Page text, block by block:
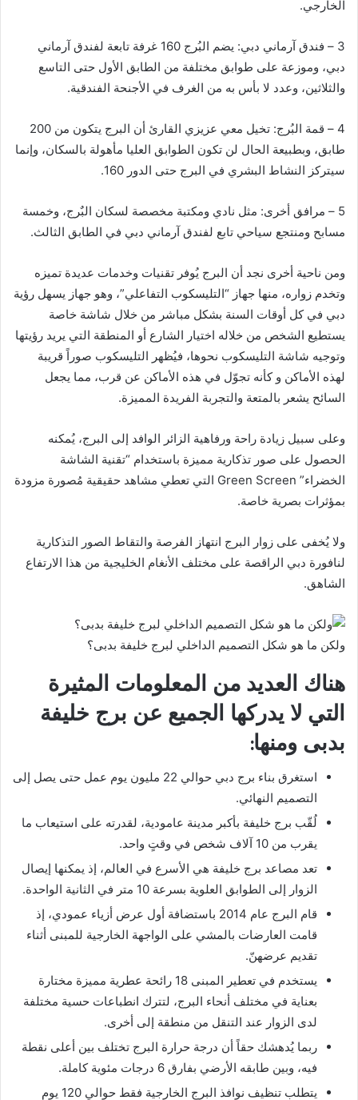
الخارجي.
3 – فندق آرماني دبي: يضم البُرج 160 غرفة تابعة لفندق آرماني
دبي، وموزعة على طوابق مختلفة من الطابق الأول حتى التاسع
والثلاثين، وعدد لا بأس به من الغرف في الأجنحة الفندقية.
4 – قمة البُرج: تخيل معي عزيزي القارئ أن البرج يتكون من 200
طابق، وبطبيعة الحال لن تكون الطوابق العليا مأهولة بالسكان، وإنما
سيتركز النشاط البشري في البرج حتى الدور 160.
5 – مرافق أخرى: مثل نادي ومكتبة مخصصة لسكان البٌرج، وخمسة
مسابح ومنتجع سياحي تابع لفندق آرماني دبي في الطابق الثالث.
ومن ناحية أخرى نجد أن البرج يُوفر تقنيات وخدمات عديدة تميزه
وتخدم زواره، منها جهاز “التليسكوب التفاعلي”، وهو جهاز يسهل رؤية
دبي في كل أوقات السنة بشكل مباشر من خلال شاشة خاصة
يستطيع الشخص من خلاله اختيار الشارع أو المنطقة التي يريد رؤيتها
وتوجيه شاشة التليسكوب نحوها، فيُظهر التليسكوب صوراً قريبة
لهذه الأماكن و كأنه تجوّل في هذه الأماكن عن قرب، مما يجعل
السائح يشعر بالمتعة والتجربة الفريدة المميزة.
وعلى سبيل زيادة راحة ورفاهية الزائر الوافد إلى البرج، يُمكنه
الحصول على صور تذكارية مميزة باستخدام “تقنية الشاشة
الخضراء” Green Screen التي تعطي مشاهد حقيقية مُصورة مزودة
بمؤثرات بصرية خاصة.
ولا يُخفى على زوار البرج انتهاز الفرصة والتقاط الصور التذكارية
لنافورة دبي الراقصة على مختلف الأنغام الخليجية من هذا الارتفاع
الشاهق.
ولكن ما هو شكل التصميم الداخلي لبرج خليفة بدبى؟
هناك العديد من المعلومات المثيرة
التي لا يدركها الجميع عن برج خليفة
بدبى ومنها:
استغرق بناء برج دبي حوالي 22 مليون يوم عمل حتى يصل إلى
التصميم النهائي.
لُقّب برج خليفة بأكبر مدينة عامودية، لقدرته على استيعاب ما
يقرب من 10 آلاف شخص في وقتٍ واحد.
تعد مصاعد برج خليفة هي الأسرع في العالم، إذ يمكنها إيصال
الزوار إلى الطوابق العلوية بسرعة 10 متر في الثانية الواحدة.
قام البرج عام 2014 باستضافة أول عرض أزياء عمودي، إذ
قامت العارضات بالمشي على الواجهة الخارجية للمبنى أثناء
تقديم عرضهنّ.
يستخدم في تعطير المبنى 18 رائحة عطرية مميزة مختارة
بعناية في مختلف أنحاء البرج، لتترك انطباعات حسية مختلفة
لدى الزوار عند التنقل من منطقة إلى أخرى.
ربما يُدهشك حقاً أن درجة حرارة البرج تختلف بين أعلى نقطة
فيه، وبين طابقه الأرضي بفارق 6 درجات مئوية كاملة.
يتطلب تنظيف نوافذ البرج الخارجية فقط حوالي 120 يوم